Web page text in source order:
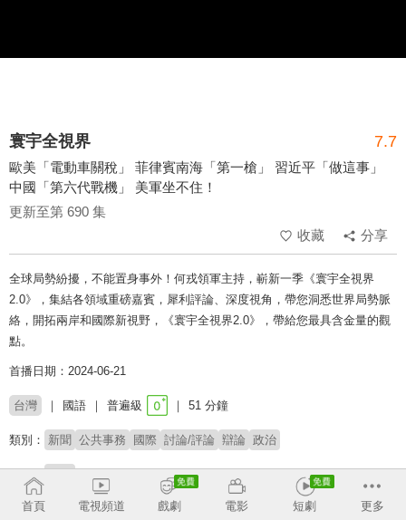
寰宇全視界 7.7
歐美「電動車關稅」 菲律賓南海「第一槍」 習近平「做這事」
中國「第六代戰機」 美軍坐不住！
更新至第 690 集
收藏
分享
全球局勢紛擾，不能置身事外！何戎領軍主持，嶄新一季《寰宇全視界
2.0》，集結各領域重磅嘉賓，犀利評論、深度視角，帶您洞悉世界局勢脈
絡，開拓兩岸和國際新視野，《寰宇全視界2.0》，帶給您最具含金量的觀
點。
首播日期：2024-06-21
台灣 國語 普遍級 51 分鐘
類別： 新聞 公共事務 國際 討論/評論 辯論 政治
主持：
首頁 電視頻道 戲劇 電影 短劇 更多